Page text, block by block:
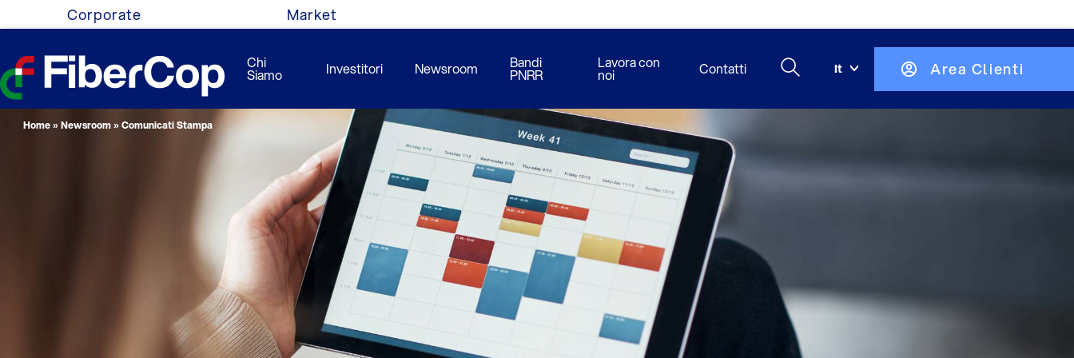
Corporate Market
Chi
Siamo Investitori Newsroom Bandi
PNRR
Lavora con
noi Contatti It Area Clienti
Home» Newsroom» Comunicati Stampa